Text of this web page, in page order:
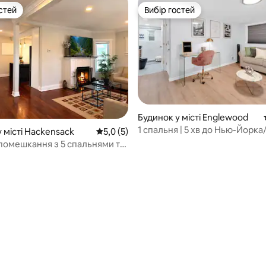
відгуки: 34
Hackensack Середня оцінка: 5,0 з 5, відгуки: 5
5,0 (5)
з 5 спальнями та
Вибір гостей
Вибір гостей
Будинок у місті Englewood
1 спальня | 5 хв до Нью-